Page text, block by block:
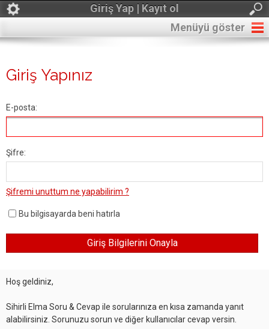
Giriş Yap | Kayıt ol
Menüyü göster
Giriş Yapınız
E-posta:
Şifre:
Şifremi unuttum ne yapabilirim ?
Bu bilgisayarda beni hatırla
Hoş geldiniz,
Sihirli Elma Soru & Cevap ile sorularınıza en kısa zamanda yanıt
alabilirsiniz. Sorunuzu sorun ve diğer kullanıcılar cevap versin.